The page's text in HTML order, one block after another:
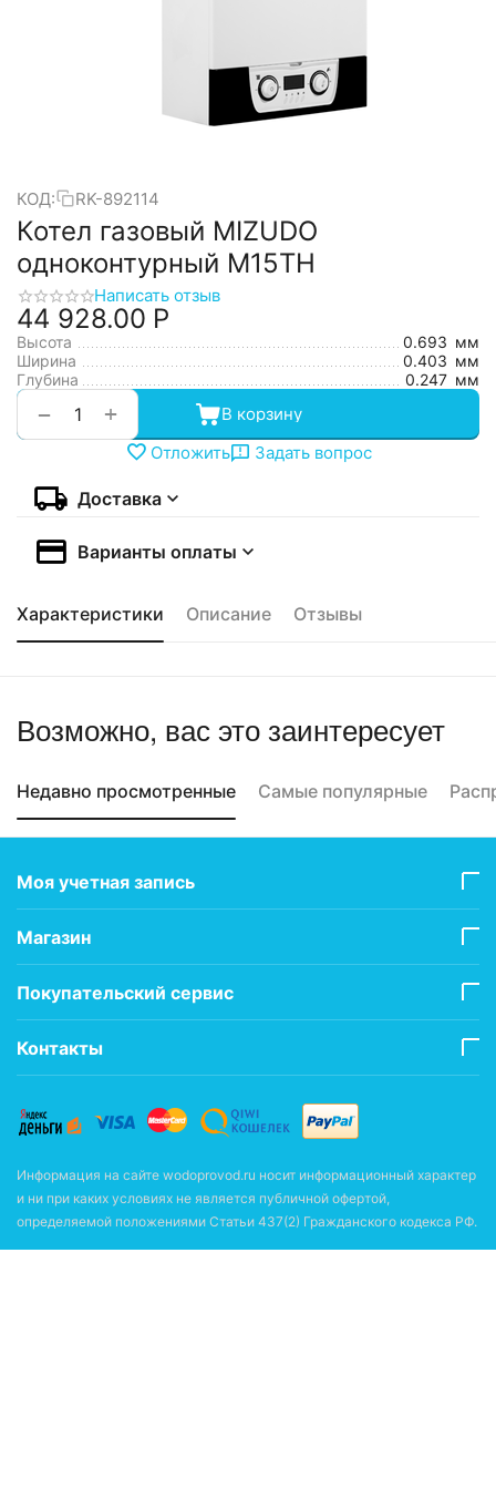
КОД: RK-892114
Котел газовый MIZUDO
одноконтурный М15TH
Написать отзыв
44 928.00 Р
Высота 0.693 мм
Ширина
0.403 мм
Глубина
0.247 мм
+
−
В корзину
Отложить
Задать вопрос
Доставка
Варианты оплаты
Характеристики Описание Отзывы
Возможно, вас это заинтересует
Недавно просмотренные Самые популярные
Моя учетная запись
Магазин
Покупательский сервис
Контакты
Информация на сайте wodoprovod.ru носит информационный характер
и ни при каких условиях не является публичной офертой,
определяемой положениями Статьи 437(2) Гражданского кодекса РФ.